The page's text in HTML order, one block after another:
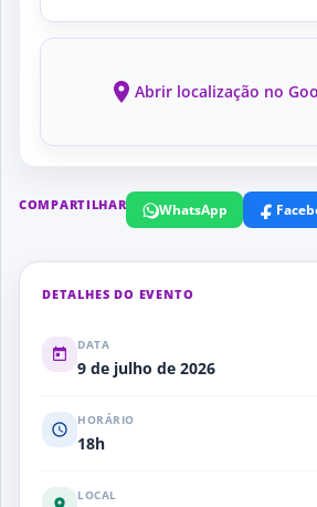
Abrir localização no
COMPARTILHAR WhatsApp
DETALHES DO EVENTO
DATA
9 de julho de 2026
HORÁRIO
18h
LOCAL